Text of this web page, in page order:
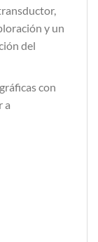
y un
del
con
a